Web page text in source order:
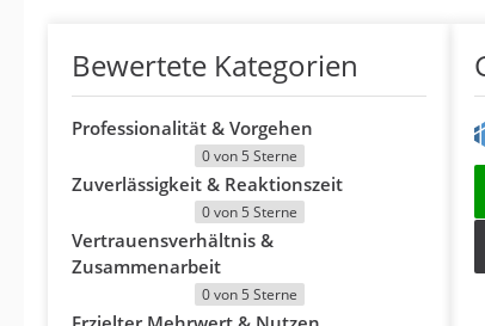
Bewertete Kategorien
Professionalität & Vorgehen
0 von 5 Sterne
Zuverlässigkeit & Reaktionszeit
0 von 5 Sterne
Vertrauensverhältnis &
Zusammenarbeit
0 von 5 Sterne